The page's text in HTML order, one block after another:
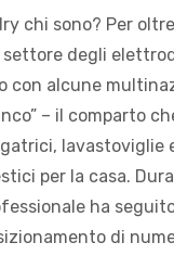
chi sono? Per
settore degli
con alcune
– il comparto
lavastoviglie
per la casa.
ha
di